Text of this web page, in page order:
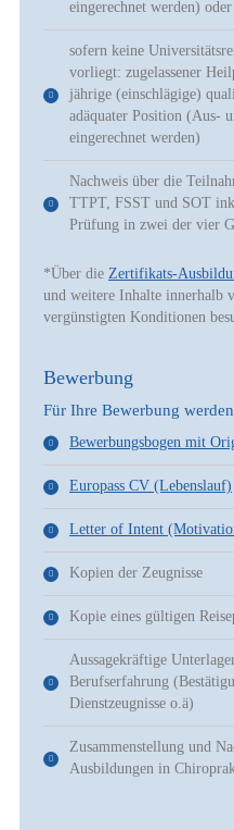
eingerechnet werden) oder
sofern keine
vorliegt: zugelassener
jährige (einschlägige)
adäquater Position (Aus-
eingerechnet werden)
Nachweis über die
TTPT, FSST und SOT
Prüfung in zwei der vier
*Über die Zertifikats-
und weitere Inhalte innerhalb
vergünstigten Konditionen
Bewerbung
Für Ihre Bewerbung
Bewerbungsbogen mit
Europass CV (Lebenslauf)
Letter of Intent
Kopien der Zeugnisse
Kopie eines gültigen
Aussagekräftige
Berufserfahrung
Dienstzeugnisse o.ä)
Zusammenstellung und
Ausbildungen in